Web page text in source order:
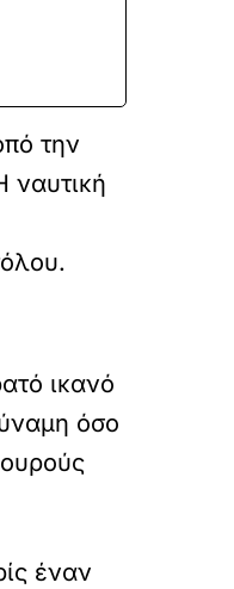
την
ναυτική
ικανό
όσο
έναν